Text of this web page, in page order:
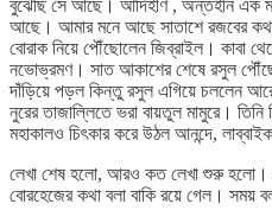
বুঝেছি সে আছে। আদিহীণ , অন্তহীন এক
আছে। আমার মনে আছে সাতাশে রজবের
বোরাক নিয়ে পৌঁছোলেন জিব্রাইল। কাবা
নভোভ্রমণ। সাত আকাশের শেষে রসুল
দাঁড়িয়ে পড়ল কিন্তু রসুল এগিয়ে চললেন
নুরের তাজাল্লিতে ভরা বায়তুল মামুরে। তিনি
মহাকালও চিৎকার করে উঠল আনন্দে,
লেখা শেষ হলো, আরও কত লেখা শুরু
বোরহেজের কথা বলা বাকি রয়ে গেল। সময়